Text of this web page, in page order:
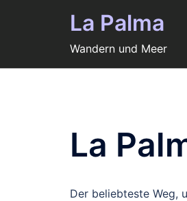
La Palma
Wandern und Meer
La
Der beliebteste Weg,